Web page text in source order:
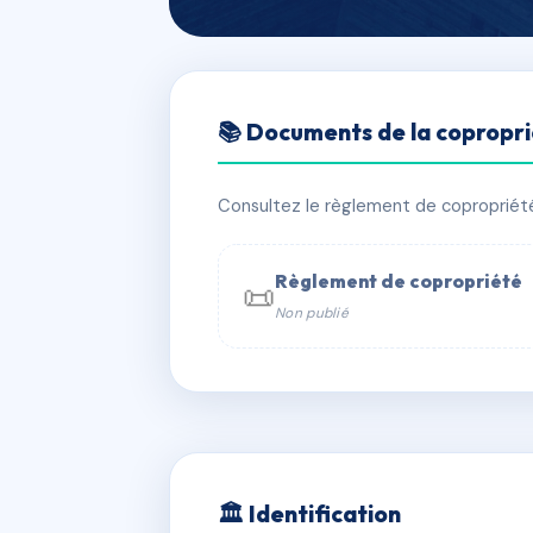
NEUILLY
📍 2 av robert 93330 Neuilly-sur-
📞 Contacter Syndic Digital
📚 Documents de la
Consultez le règlement de
📜Règlement de copropriété
Non publié
🏛 Identification